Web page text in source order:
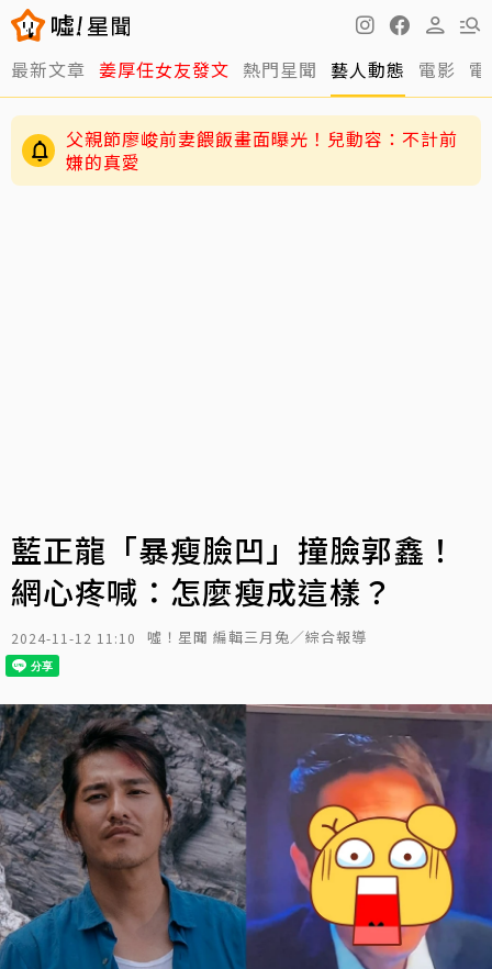
最新文章 姜厚任女友發文 熱門星聞 藝人動態 電影
父親節廖峻前妻餵飯畫面曝光！兒動容：不計前
嫌的真愛
藍正龍「暴瘦臉凹」撞臉郭鑫！
網心疼喊：怎麼瘦成這樣？
2024-11-12 11:10 噓！星聞 編輯三月兔／綜合報導